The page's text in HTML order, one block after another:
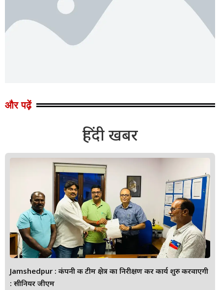
और पढ़ें
हिंदी खबर
Jamshedpur : कंपनी की टीम क्षेत्र का निरीक्षण कर कार्य शुरु करवाएगी
: सीनियर जीएम